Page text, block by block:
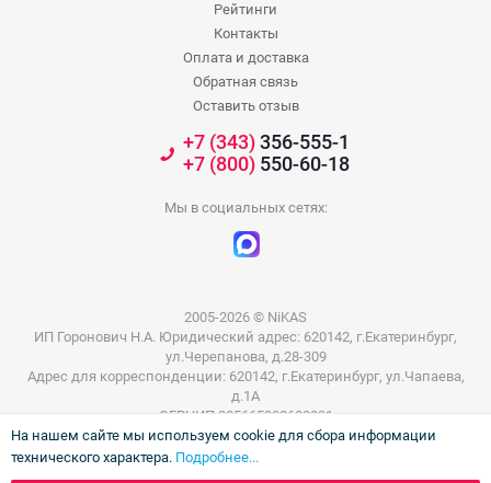
Рейтинги
Контакты
Оплата и доставка
Обратная связь
Оставить отзыв
+7 (343)356-555-1
+7 (800)550-60-18
Мы в социальных сетях:
2005-2026 © NiKAS
ИП Горонович Н.А. Юридический адрес: 620142, г.Екатеринбург,
ул.Черепанова, д.28-309
Адрес для корреспонденции: 620142, г.Екатеринбург, ул.Чапаева,
д.1А
ОГРНИП 305665832600031
ИНН 665801802803
На нашем сайте мы используем cookie для сбора информации
технического характера. Подробнее...